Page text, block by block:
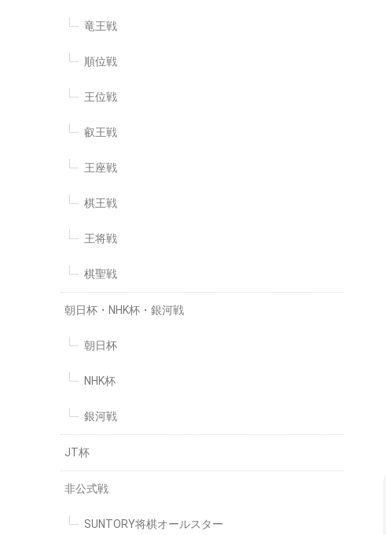
竜王戦
順位戦
王位戦
叡王戦
王座戦
棋王戦
王将戦
棋聖戦
朝日杯・NHK杯・銀河戦
朝日杯
NHK杯
銀河戦
JT杯
非公式戦
SUNTORY将棋オールスター